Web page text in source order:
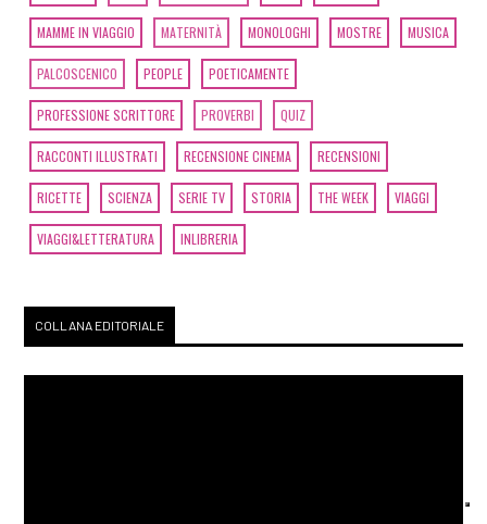
MAMME IN VIAGGIO MATERNITÀ MONOLOGHI MOSTRE MUSICA
PALCOSCENICO PEOPLE POETICAMENTE
PROFESSIONE SCRITTORE PROVERBI QUIZ
RACCONTI ILLUSTRATI RECENSIONE CINEMA RECENSIONI
RICETTE SCIENZA SERIE TV STORIA THE WEEK VIAGGI
VIAGGI&LETTERATURA INLIBRERIA
COLLANA EDITORIALE